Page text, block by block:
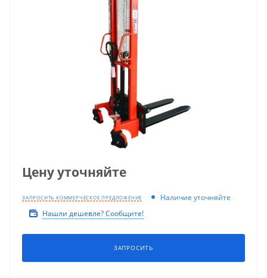
Цену уточняйте
ЗАПРОСИТЬ КОММЕРЧЕСКОЕ ПРЕДЛОЖЕНИЕ
Наличие уточняйте
Нашли дешевле? Сообщите!
ЗАПРОСИТЬ